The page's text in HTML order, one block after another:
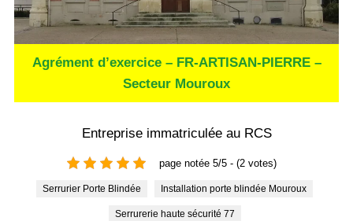
Agrément d’exercice – FR-ARTISAN-PIERRE –
Secteur Mouroux
Entreprise immatriculée au RCS
page notée 5/5 - (2 votes)
Serrurier Porte Blindée Installation porte blindée Mouroux
Serrurerie haute sécurité 77